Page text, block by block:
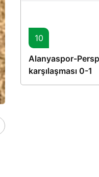
10
Alanyaspor-
karşılaşması 0-1